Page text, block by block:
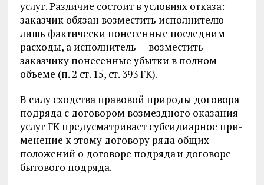
услуг. Раз­личие состоит в условиях отказа:
заказчик обязан возместить испол­нителю
лишь фактически понесенные последним
расходы, а испол­нитель — возместить
заказчику понесенные убытки в полном
объеме (п. 2 ст. 15, ст. 393 ГК).
В силу сходства правовой природы договора
подряда с договором возмездного оказания
услуг ГК предусматривает субсидиарное при­
менение к этому договору ряда общих
положений о договоре подрядаи договоре
бытового подряда.